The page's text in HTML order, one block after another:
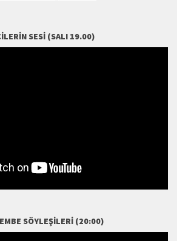
SESI (SALI 19.00)
SÖYLEŞILERI (20:00)